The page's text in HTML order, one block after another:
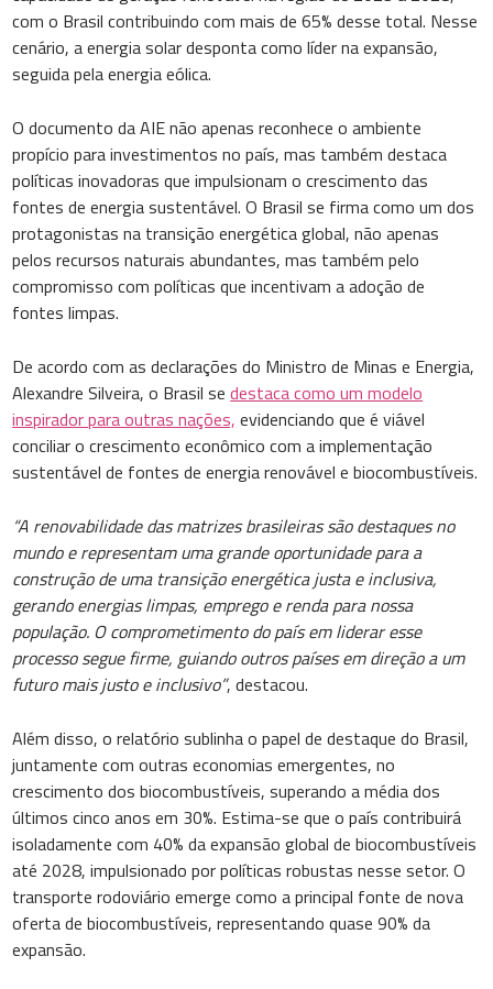
com o Brasil contribuindo com mais de 65% desse total. Nesse
cenário, a energia solar desponta como líder na expansão,
seguida pela energia eólica.
O documento da AIE não apenas reconhece o ambiente
propício para investimentos no país, mas também destaca
políticas inovadoras que impulsionam o crescimento das
fontes de energia sustentável. O Brasil se firma como um dos
protagonistas na transição energética global, não apenas
pelos recursos naturais abundantes, mas também pelo
compromisso com políticas que incentivam a adoção de
fontes limpas.
De acordo com as declarações do Ministro de Minas e Energia,
Alexandre Silveira, o Brasil sedestaca como um modelo
inspirador para outras nações, evidenciando que é viável
conciliar o crescimento econômico com a implementação
sustentável de fontes de energia renovável e biocombustíveis.
“A renovabilidade das matrizes brasileiras são destaques no
mundo e representam uma grande oportunidade para a
construção de uma transição energética justa e inclusiva,
gerando energias limpas, emprego e renda para nossa
população. O comprometimento do país em liderar esse
processo segue firme, guiando outros países em direção a um
futuro mais justo e inclusivo”, destacou.
Além disso, o relatório sublinha o papel de destaque do Brasil,
juntamente com outras economias emergentes, no
crescimento dos biocombustíveis, superando a média dos
últimos cinco anos em 30%. Estima-se que o país contribuirá
isoladamente com 40% da expansão global de biocombustíveis
até 2028, impulsionado por políticas robustas nesse setor. O
transporte rodoviário emerge como a principal fonte de nova
oferta de biocombustíveis, representando quase 90% da
expansão.